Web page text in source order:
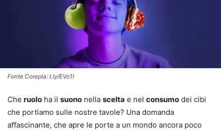
Fonte Corepla: t.ly/EVo1I
Che ruolo ha il suono nella scelta e nel consumo dei cibi
che portiamo sulle nostre tavole? Una domanda
affascinante, che apre le porte a un mondo ancora poco